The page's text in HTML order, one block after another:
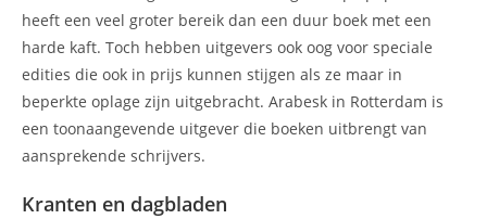
heeft een veel groter bereik dan een duur boek met een
harde kaft. Toch hebben uitgevers ook oog voor speciale
edities die ook in prijs kunnen stijgen als ze maar in
beperkte oplage zijn uitgebracht. Arabesk in Rotterdam is
een toonaangevende uitgever die boeken uitbrengt van
aansprekende schrijvers.
Kranten en dagbladen